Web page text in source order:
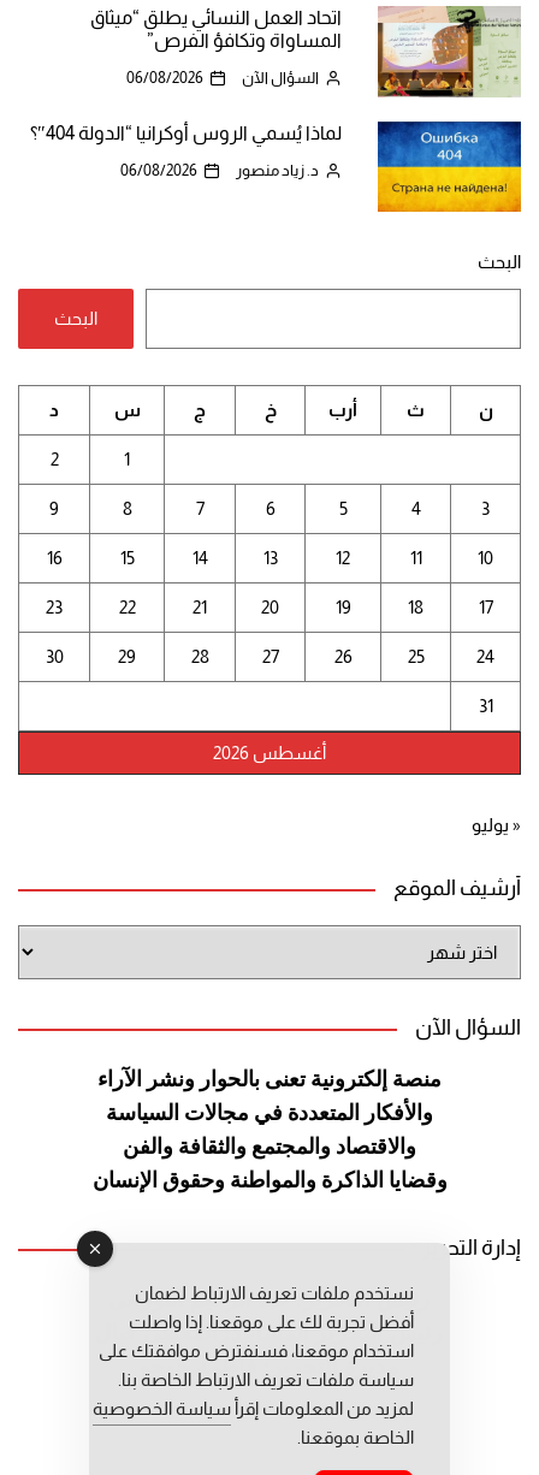
اتحاد العمل النسائي يطلق “ميثاق
المساواة وتكافؤ الفرص”
السؤال الآن 06/08/2026
لماذا يُسمي الروس أوكرانيا “الدولة 404″؟
د. زياد منصور 06/08/2026
البحث
البحث
أغسطس 2026
ن ث أرب خ ج س د
1
2
3
4
5
6
7
8
9
10
11
12
13
14
15
16
17
18
19
20
21
22
23
24
25
26
27
28
29
30
31
« يوليو
أرشيف الموقع
الموقع
السؤال الآن
منصة إلكترونية تعنى بالحوار ونشر الآراء
والأفكار المتعددة في مجالات السياسة
والاقتصاد والمجتمع والثقافة والفن
وقضايا الذاكرة والمواطنة وحقوق الإنسان
إدارة التحرير
رئيس التحرير: عبد الرحيم التوراني
رئيس التحرير المساعد: المعطي قبال
مديرة التحرير: فاطمة حوحو
نستخدم ملفات تعريف الارتباط لضمان
أفضل تجربة لك على موقعنا. إذا واصلت
استخدام موقعنا، فسنفترض موافقتك على
سياسة ملفات تعريف الارتباط الخاصة بنا.
لمزيد من المعلومات إقرأ سياسة الخصوصية
الخاصة بموقعنا.